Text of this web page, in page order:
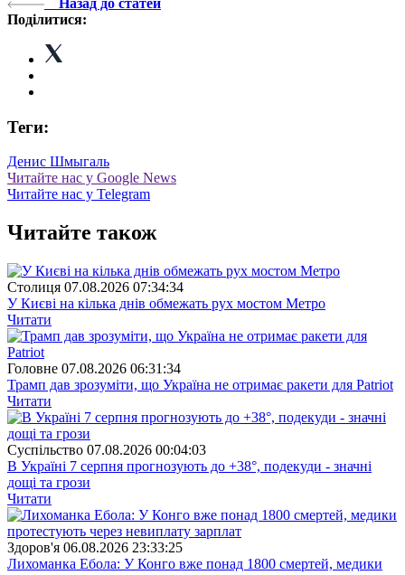
Поділитися:
Теги:
Денис Шмыгаль
Читайте нас у Google News
Читайте нас у Telegram
Читайте також
Столиця 07.08.2026 07:34:34
У Києві на кілька днів обмежать рух мостом Метро
Читати
Головне 07.08.2026 06:31:34
Трамп дав зрозуміти, що Україна не отримає ракети для Patriot
Читати
Суспiльство 07.08.2026 00:04:03
В Україні 7 серпня прогнозують до +38°, подекуди - значні
дощі та грози
Читати
Здоров'я 06.08.2026 23:33:25
Лихоманка Ебола: У Конго вже понад 1800 смертей, медики